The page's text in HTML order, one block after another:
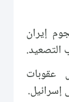
هجوم إيران
عقوبات
إسرائيل.